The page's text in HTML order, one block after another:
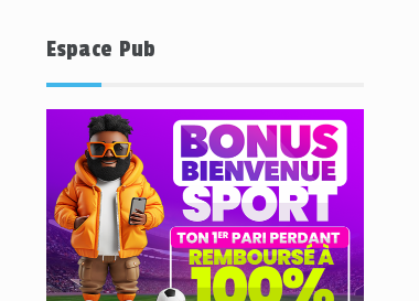
Espace Pub